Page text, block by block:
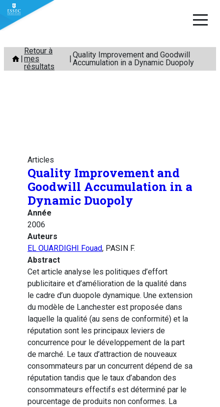
Aller
contenu
Retour à
mes
résultats
Quality Improvement and Goodwill
Accumulation in a Dynamic Duopoly
Articles
Quality Improvement and
Goodwill Accumulation in a
Dynamic Duopoly
Année
2006
Auteurs
EL OUARDIGHI Fouad, PASIN F.
Abstract
Cet article analyse les politiques d’effort
publicitaire et d’amélioration de la qualité dans
le cadre d’un duopole dynamique. Une extension
du modèle de Lanchester est proposée dans
laquelle la qualité (au sens de conformité) et la
réputation sont les principaux leviers de
concurrence pour le développement de la part
de marché. Le taux d’attraction de nouveaux
consommateurs par un concurrent dépend de sa
réputation tandis que le taux d’abandon des
consommateurs effectifs est déterminé par le
pourcentage de produits non conformes. La